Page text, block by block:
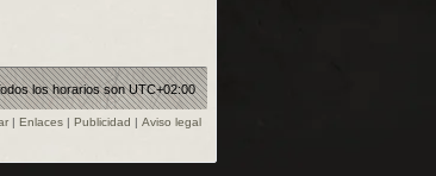
los horarios sonUTC+02:00
| Enlaces | Publicidad | Aviso legal